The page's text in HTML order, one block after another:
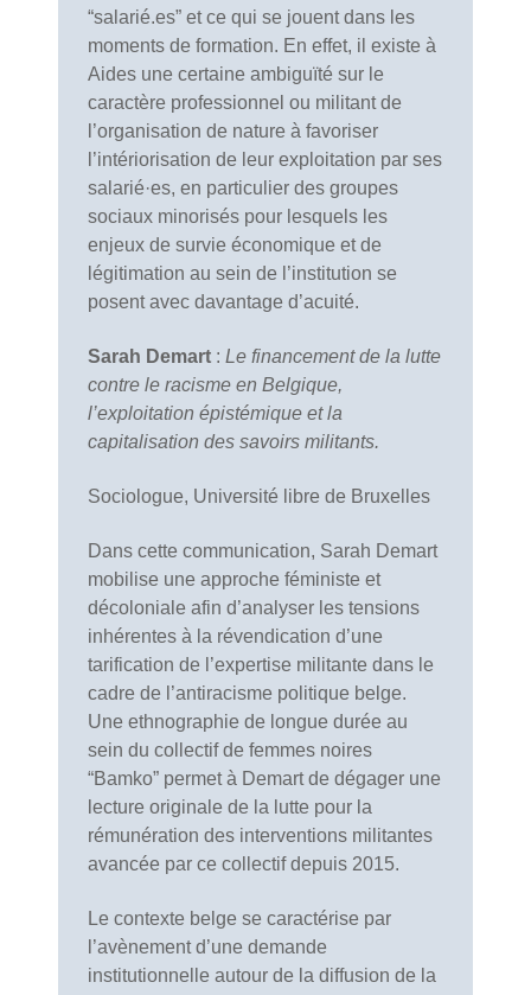
“salarié.es” et ce qui se jouent dans les
moments de formation. En effet, il existe à
Aides une certaine ambiguïté sur le
caractère professionnel ou militant de
l’organisation de nature à favoriser
l’intériorisation de leur exploitation par ses
salarié·es, en particulier des groupes
sociaux minorisés pour lesquels les
enjeux de survie économique et de
légitimation au sein de l’institution se
posent avec davantage d’acuité.
Sarah Demart : Le financement de la lutte
contre le racisme en Belgique,
l’exploitation épistémique et la
capitalisation des savoirs militants.
Sociologue, Université libre de Bruxelles
Dans cette communication, Sarah Demart
mobilise une approche féministe et
décoloniale afin d’analyser les tensions
inhérentes à la révendication d’une
tarification de l’expertise militante dans le
cadre de l’antiracisme politique belge.
Une ethnographie de longue durée au
sein du collectif de femmes noires
“Bamko” permet à Demart de dégager une
lecture originale de la lutte pour la
rémunération des interventions militantes
avancée par ce collectif depuis 2015.
Le contexte belge se caractérise par
l’avènement d’une demande
institutionnelle autour de la diffusion de la